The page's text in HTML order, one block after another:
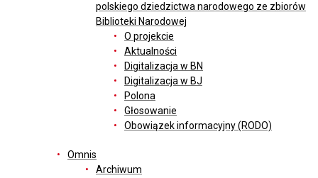
polskiego dziedzictwa narodowego ze zbiorów
Biblioteki Narodowej
O projekcie
Aktualności
Digitalizacja w BN
Digitalizacja w BJ
Polona
Głosowanie
Obowiązek informacyjny (RODO)
Omnis
Archiwum